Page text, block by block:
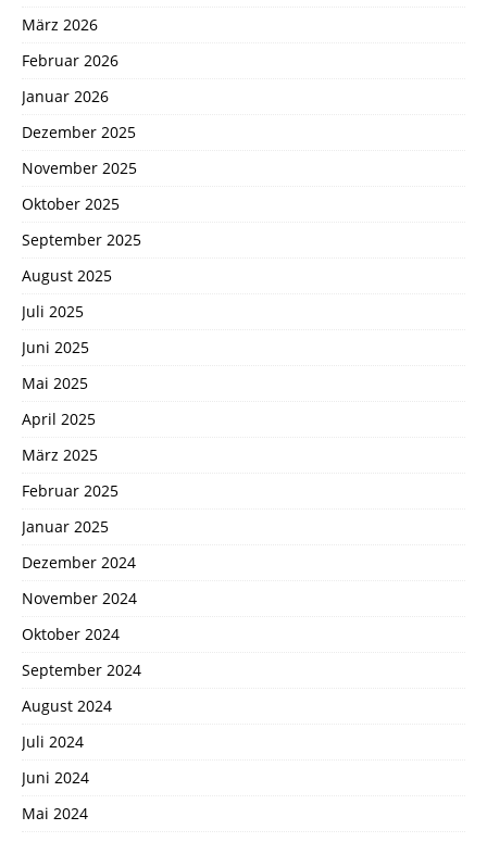
März 2026
Februar 2026
Januar 2026
Dezember 2025
November 2025
Oktober 2025
September 2025
August 2025
Juli 2025
Juni 2025
Mai 2025
April 2025
März 2025
Februar 2025
Januar 2025
Dezember 2024
November 2024
Oktober 2024
September 2024
August 2024
Juli 2024
Juni 2024
Mai 2024